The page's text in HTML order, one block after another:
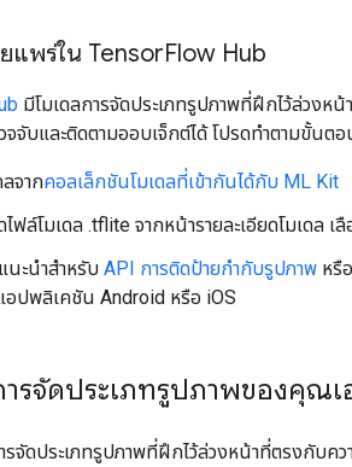
ยแพร่ใน TensorFlow Hub
มีโมเดลการจัดประเภทรูปภาพที่ฝึกไว้ล่วงห
วจจับและติดตามออบเจ็กต์ได้ โปรดทำตามขั้นต
ลจากคอลเล็กชันโมเดลที่เข้ากันได้กับ ML Kit
ดไฟล์โมเดล .tflite จากหน้ารายละเอียดโมเดล
แนะนำสำหรับ API การติดป้ายกำกับรูปภาพ หรือ
แอปพลิเคชัน Android หรือ iOS
ารจัดประเภทรูปภาพของคุณเ
ารจัดประเภทรูปภาพที่ฝึกไว้ล่วงหน้าที่ตรงกั